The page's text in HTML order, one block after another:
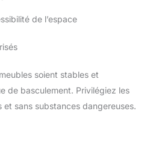
de l’espace
soient stables et
de basculement. Privilégiez les
sans substances dangereuses.